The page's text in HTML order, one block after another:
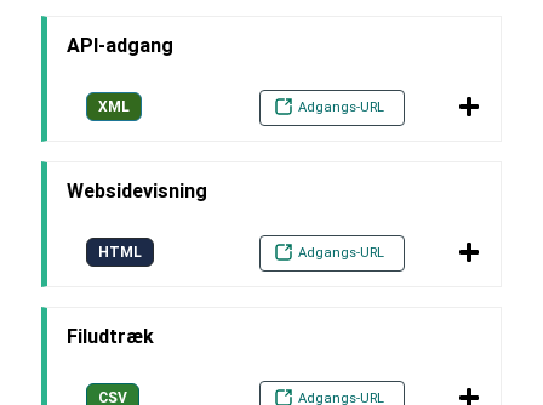
API-adgang
XML Adgangs-URL
Websidevisning
HTML Adgangs-URL
Filudtræk
CSV Adgangs-URL